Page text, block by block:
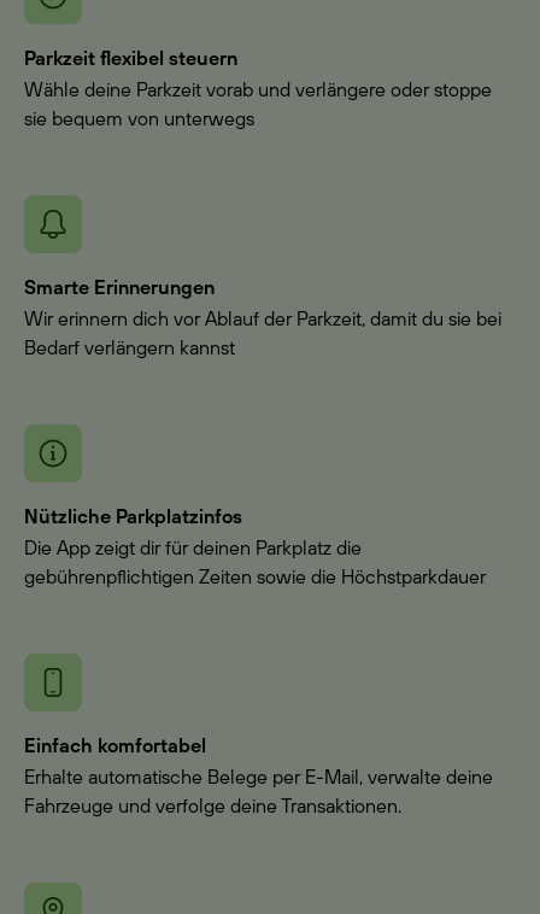
Parkzeit flexibel steuern
Wähle deine Parkzeit vorab und verlängere oder stoppe
sie bequem von unterwegs
Smarte Erinnerungen
Wir erinnern dich vor Ablauf der Parkzeit, damit du sie bei
Bedarf verlängern kannst
Nützliche Parkplatzinfos
Die App zeigt dir für deinen Parkplatz die
gebührenpflichtigen Zeiten sowie die Höchstparkdauer
Einfach komfortabel
Erhalte automatische Belege per E-Mail, verwalte deine
Fahrzeuge und verfolge deine Transaktionen.